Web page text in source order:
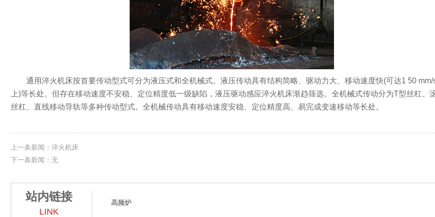
通用淬火机床按首要传动型式可分为液压式和全机械式。液压传动具有结构简略、驱动力大、移动速度快(可达1 50 mm/
上)等长处。但存在移动速度不安稳、定位精度低一级缺陷，液压驱动感应淬火机床渐趋筛选。全机械式传动分为T型丝杠、
丝杠、直线移动导轨等多种传动型式。全机械传动具有移动速度安稳、定位精度高、易完成变速移动等长处。
上一条新闻：淬火机床
下一条新闻：无
站内链接
LINK
高频炉